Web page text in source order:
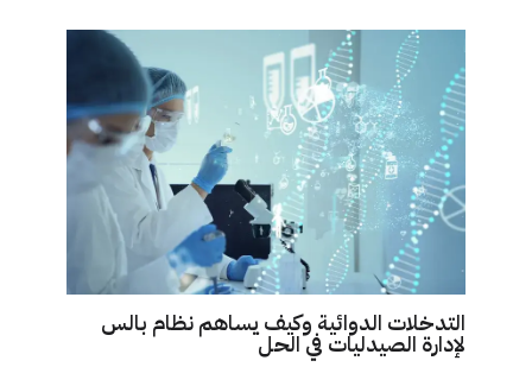
التدخلات الدوائية وكيف يساهم نظام بالس
لإدارة الصيدليات في الحل